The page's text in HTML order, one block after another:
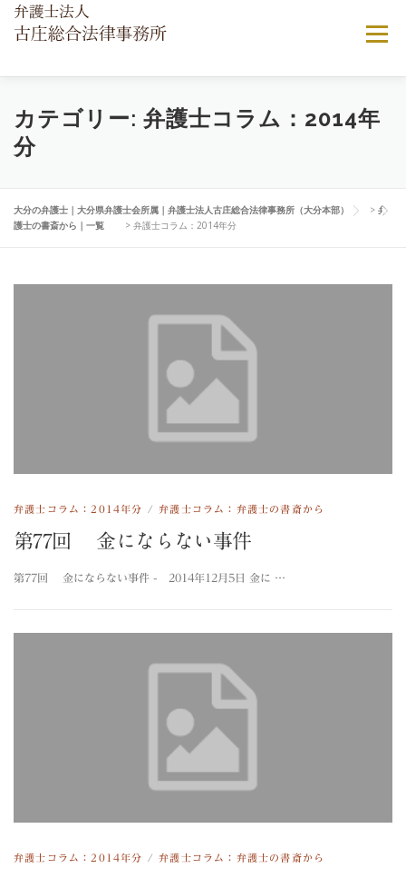
ツ
メニュー
当法律事務所について ご相談ご依頼の流れ
カテゴリー: 弁護士コラム：2014年
分
大分の弁護士｜大分県弁護士会所属｜弁護士法人古庄総合法律事務所（大分本部） > 弁
護士の書斎から｜一覧
> 弁護士コラム：2014年分
弁護士コラム：2014年分 /弁護士コラム：弁護士の書斎から
第77回 金にならない事件
第77回 金にならない事件 - 2014年12月5日 金に …
弁護士コラム：2014年分 /弁護士コラム：弁護士の書斎から